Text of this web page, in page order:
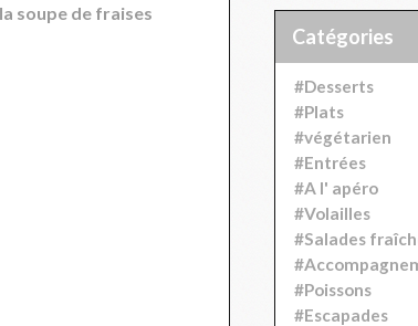
la soupe de fraises
Catégories
#Desserts
#Plats
#végétarien
#Entrées
#A l' apéro
#Volailles
#Salades
#Poissons
#Escapades